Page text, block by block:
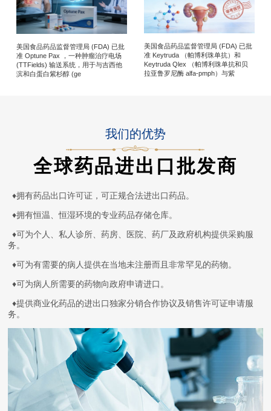
美国食品药品监督管理局 (FDA) 已批
准 Optune Pax ，一种肿瘤治疗电场
(TTFields) 输送系统，用于与吉西他
滨和白蛋白紫杉醇 (ge
美国食品药品监督管理局 (FDA) 已批
准 Keytruda （帕博利珠单抗）和
Keytruda Qlex （帕博利珠单抗和贝
拉亚鲁罗尼酶 alfa-pmph）与紫
我们的优势
全球药品进出口批发商
♦拥有药品出口许可证，可正规合法进出口药品。
♦拥有恒温、恒湿环境的专业药品存储仓库。
♦可为个人、私人诊所、药房、医院、药厂及政府机构提供采购服
务。
♦可为有需要的病人提供在当地未注册而且非常罕见的药物。
♦可为病人所需要的药物向政府申请进口。
♦提供商业化药品的进出口独家分销合作协议及销售许可证申请服
务。